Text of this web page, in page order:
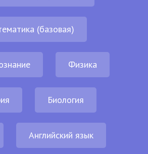
(базовая)
Физика
Биология
Английский язык